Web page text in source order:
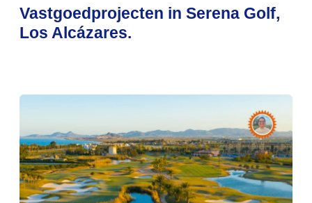
Vastgoedprojecten in Serena Golf,
Los Alcázares.